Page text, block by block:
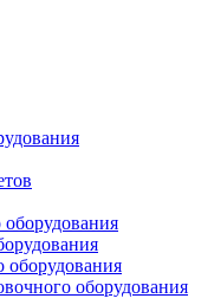
оборудования
оборудования